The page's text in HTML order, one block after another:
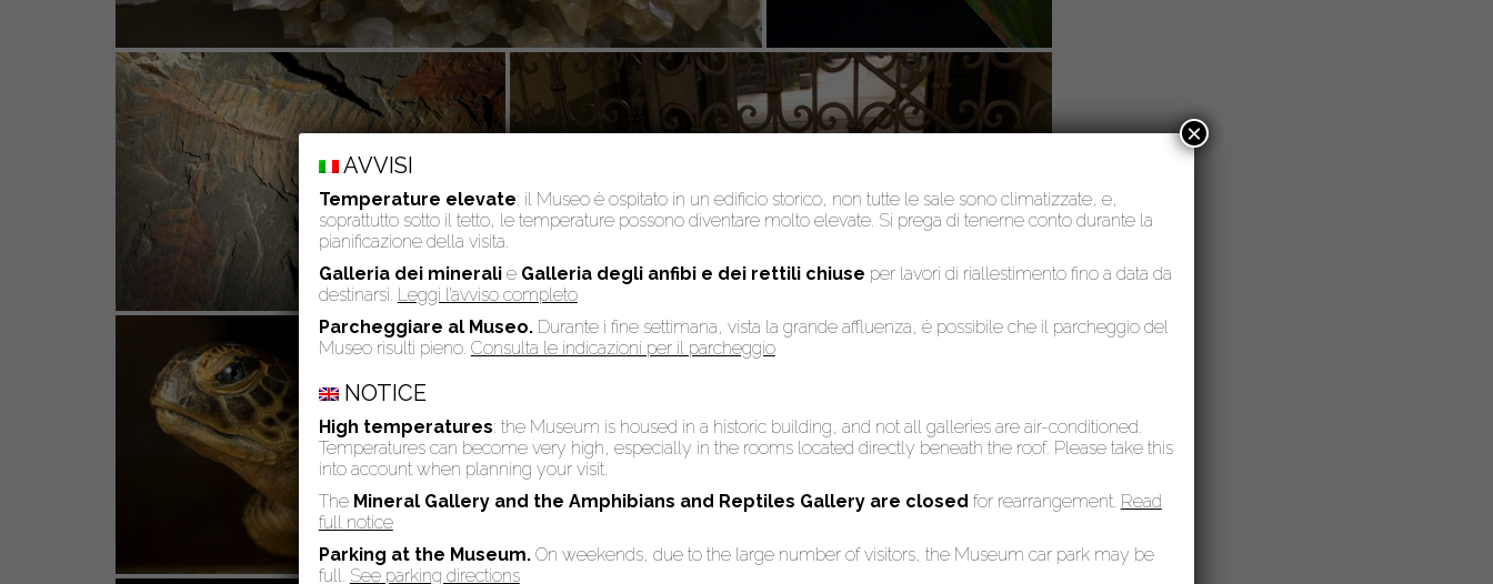
AVVISI
Temperature elevate: il Museo è ospitato in un edificio storico, non tutte le sale sono climatizzate, e,
soprattutto sotto il tetto, le temperature possono diventare molto elevate. Si prega di tenerne conto durante la
pianificazione della visita.
Galleria dei mineralie Galleria degli anfibi e dei rettili chiuse per lavori di riallestimento fino a data da
destinarsi. Leggi l’avviso completo
Parcheggiare al Museo.Durante i fine settimana, vista la grande affluenza, è possibile che il parcheggio del
Museo risulti pieno. Consulta le indicazioni per il parcheggio
NOTICE
High temperatures: the Museum is housed in a historic building, and not all galleries are air-conditioned.
Temperatures can become very high, especially in the rooms located directly beneath the roof. Please take this
into account when planning your visit.
The Mineral Gallery and the Amphibians and Reptiles Gallery are closed for rearrangement. Read
full notice
Parking at the Museum.On weekends, due to the large number of visitors, the Museum car park may be
full. See parking directions
×